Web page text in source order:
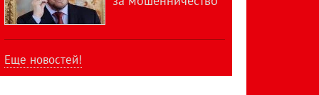
Еще новостей!